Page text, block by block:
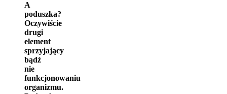
A
poduszka?
Oczywiście
drugi
element
sprzyjający
bądź
nie
funkcjonowaniu
organizmu.